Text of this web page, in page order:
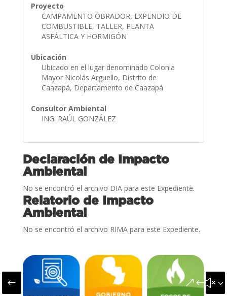
Proyecto
CAMPAMENTO OBRADOR, EXPENDIO DE
COMBUSTIBLE, TALLER, PLANTA
ASFÁLTICA Y HORMIGÓN
Ubicación
Ubicado en el lugar denominado Colonia
Mayor Nicolás Arguello, Distrito de
Caazapá, Departamento de Caazapá
Consultor Ambiental
ING. RAÚL GONZÁLEZ
Declaración de Impacto
Ambiental
No se encontró el archivo DIA para este Expediente.
Relatorio de Impacto
Ambiental
No se encontró el archivo RIMA para este Expediente.
#